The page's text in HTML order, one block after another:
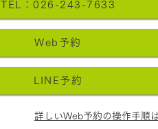
TEL：026-243-7633
Web予約
LINE予約
詳しいWeb予約の操作手順